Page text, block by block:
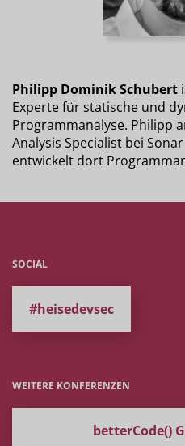
Philipp Dominik Schubert
Experte für statische und
Programmanalyse. Philipp
Analysis Specialist bei
entwickelt dort
SOCIAL
#heisedevsec
WEITERE KONFERENZEN
betterCode()